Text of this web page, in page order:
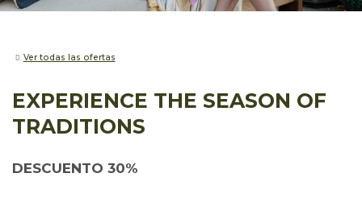
Ver todas las ofertas
EXPERIENCE THE SEASON OF
TRADITIONS
DESCUENTO 30%